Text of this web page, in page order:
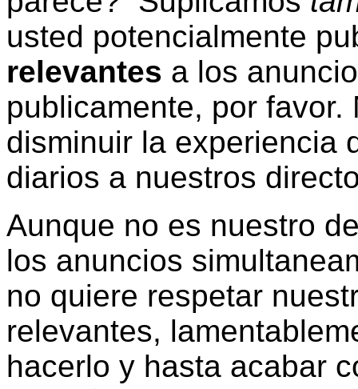
usted potencialmente
relevantes a los
publicamente, por
disminuir la experiencia
diarios a nuestros
Aunque no es nuestro
los anuncios
no quiere respetar
relevantes,
hacerlo y hasta acabar